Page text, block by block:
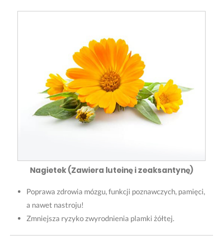
Nagietek (Zawiera luteinę i zeaksantynę)
Poprawa zdrowia mózgu, funkcji poznawczych, pamięci,
a nawet nastroju!
Zmniejsza ryzyko zwyrodnienia plamki żółtej.